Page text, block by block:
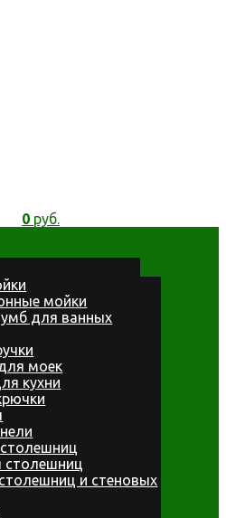
0руб.
мойки
для ванных
моек
кухни
столешниц
и стеновых